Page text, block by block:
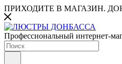
ПРИХОДИТЕ В МАГАЗИН.
Профессиональный интернет-